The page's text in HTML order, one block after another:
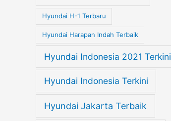
Hyundai H-1 Terbaru
Hyundai Harapan Indah Terbaik
Hyundai Indonesia 2021 Terkini
Hyundai Indonesia Terkini
Hyundai Jakarta Terbaik